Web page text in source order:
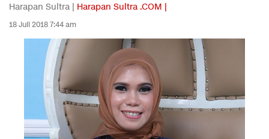
Harapan Sultra | Harapan Sultra .COM |
18 Juli 2018 7:44 am